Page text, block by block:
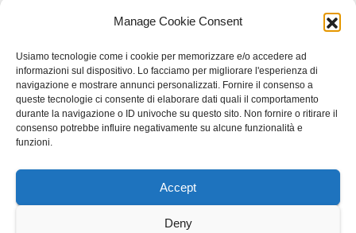
Manage Cookie Consent
Usiamo tecnologie come i cookie per memorizzare e/o accedere ad
informazioni sul dispositivo. Lo facciamo per migliorare l'esperienza di
navigazione e mostrare annunci personalizzati. Fornire il consenso a
queste tecnologie ci consente di elaborare dati quali il comportamento
durante la navigazione o ID univoche su questo sito. Non fornire o ritirare il
consenso potrebbe influire negativamente su alcune funzionalità e
funzioni.
Accept
Deny
Proudly powered by WordPress|Tema: Newspaperex di
Scienza studio specialistico bracciano